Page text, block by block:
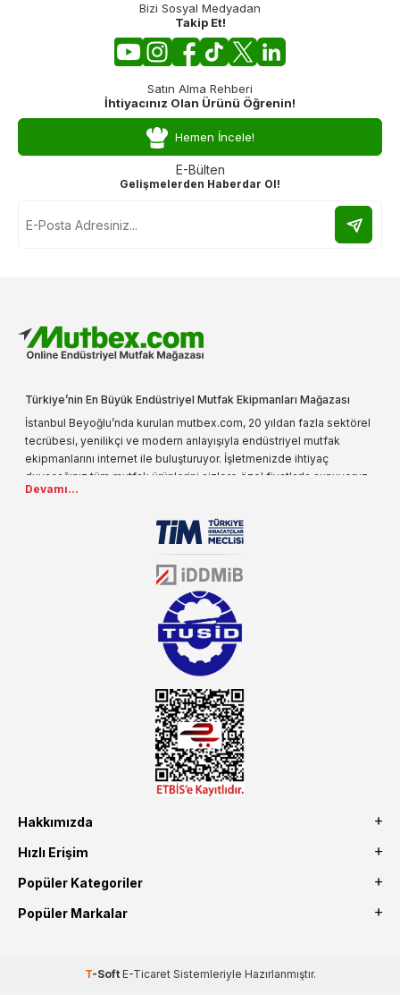
Bizi Sosyal Medyadan
Takip Et!
Satın Alma Rehberi
İhtiyacınız Olan Ürünü Öğrenin!
Hemen İncele!
E-Bülten
Gelişmelerden Haberdar Ol!
Türkiye’nin En Büyük Endüstriyel Mutfak Ekipmanları Mağazası
İstanbul Beyoğlu’nda kurulan mutbex.com, 20 yıldan fazla sektörel
tecrübesi, yenilikçi ve modern anlayışıyla endüstriyel mutfak
ekipmanlarını internet ile buluşturuyor. İşletmenizde ihtiyaç
duyacağınız tüm mutfak ürünlerini sizlere özel fiyatlarla sunuyoruz.
Endüstriyel mutfak malzemesi deyince akla gelen ilk adreslerden
sektörün farklı alanlarında da faliyet gösteren mutbex.com,
Öztiryakiler resmi bayisidir. Öztiryakiler ürünleri üzerinde büyük bir
donanıma sahip ekibi ile müşterilerine koşulsuz destek sunan
mutbex.com ile endüstriyel mutfak malzemeleri konusunda
alacağınız hizmet standartların her zaman üstünde olacaktır.
Devamı...
Hakkımızda
Hızlı Erişim
Popüler Kategoriler
Popüler Markalar
T-Soft E-TicaretSistemleriyle Hazırlanmıştır.